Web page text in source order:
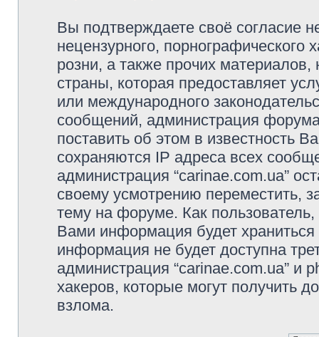
Вы подтверждаете своё согласие
нецензурного, порнографического
розни, а также прочих
страны, которая предоставляет
или международного
сообщений, администрация
поставить об этом в известность
сохраняются IP адреса всех
администрация “carinae.com.ua”
своему усмотрению переместить,
тему на форуме. Как
Вами информация будет
информация не будет доступна
администрация “carinae.com.ua” и
хакеров, которые могут получить
взлома.